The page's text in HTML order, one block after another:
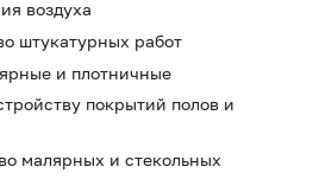
воздуха
штукатурных работ
и плотничные
покрытий полов и
малярных и стекольных